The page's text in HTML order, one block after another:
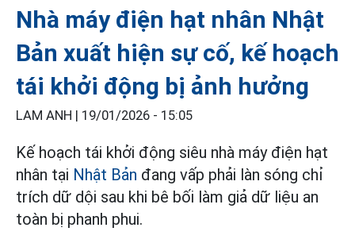
Nhà máy điện hạt nhân Nhật
Bản xuất hiện sự cố, kế hoạch
tái khởi động bị ảnh hưởng
LAM ANH | 19/01/2026 - 15:05
Kế hoạch tái khởi động siêu nhà máy điện hạt
nhân tại Nhật Bản đang vấp phải làn sóng chỉ
trích dữ dội sau khi bê bối làm giả dữ liệu an
toàn bị phanh phui.